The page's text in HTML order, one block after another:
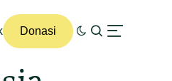
Donasi